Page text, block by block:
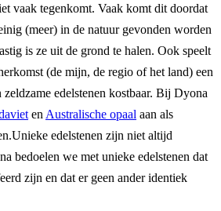
vaak tegenkomt. Vaak komt dit doordat
(meer) in de natuur gevonden worden
is ze uit de grond te halen. Ook speelt
(de mijn, de regio of het land) een
edelstenen kostbaar. Bij Dyona
en Australische opaal aan als
Unieke edelstenen zijn niet altijd
bedoelen we met unieke edelstenen dat
zijn en dat er geen ander identiek